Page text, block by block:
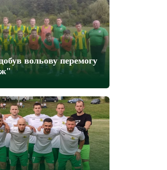
вольову перемогу